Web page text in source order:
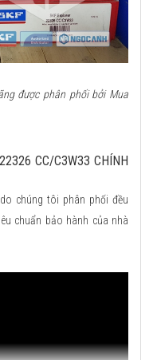
được phân phối bởi Mua
CC/C3W33 CHÍNH
chúng tôi phân phối đều
chuẩn bảo hành của nhà